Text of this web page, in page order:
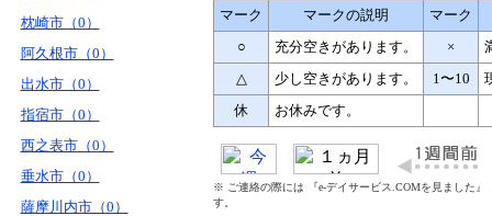
枕崎市（0）
阿久根市（0）
出水市（0）
指宿市（0）
西之表市（0）
垂水市（0）
薩摩川内市（0）
マーク マークの説明
マーク
○
充分空きがあります。 ×
△
少し空きがあります。 1〜10
休
お休みです。
※ ご連絡の際には 『e-デイサービス.COMを見ました
す。